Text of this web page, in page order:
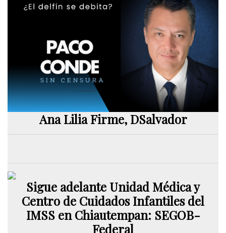
Ana Lilia Firme, DSalvador
Sigue adelante Unidad Médica y
Centro de Cuidados Infantiles del
IMSS en Chiautempan: SEGOB-
Federal